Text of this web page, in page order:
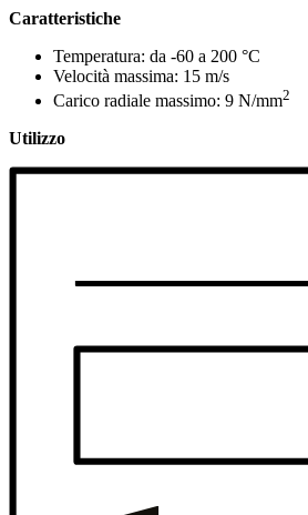
Caratteristiche
Temperatura: da -60 a 200 °C
Velocità massima: 15 m/s
Carico radiale massimo: 9 N/mm2
Utilizzo